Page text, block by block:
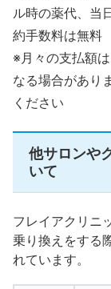
ル時の薬代、当
約手数料は無料
※月々の支払額
なる場合があり
ください
他サロンや
いて
フレイアクリニ
乗り換えをする
れています。